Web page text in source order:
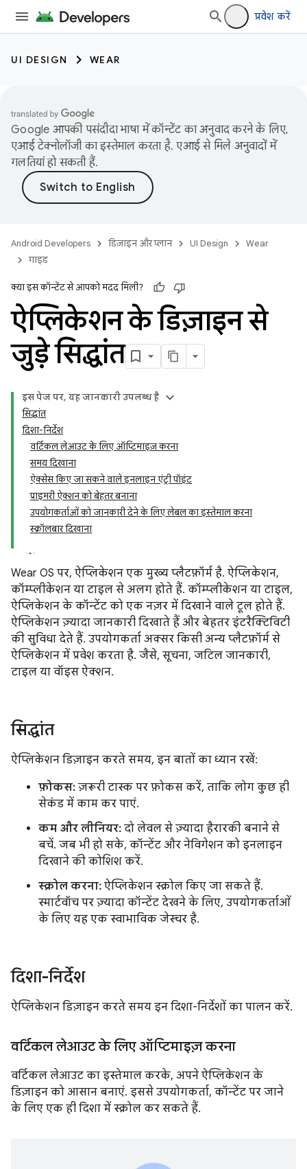
प्रवेश करें
UI DESIGN WEAR
Google आपकी पसंदीदा भाषा में कॉन्टेंट का अनुवाद करने के लिए,
एआई टेक्नोलॉजी का इस्तेमाल करता है. एआई से मिले अनुवादों में
गलतियां हो सकती हैं.
Android Developers डिज़ाइन और प्लान UI Design
Wear
गाइड
क्या इस कॉन्टेंट से आपको मदद मिली?
ऐप्लिकेशन के डिज़ाइन से
जुड़े सिद्धांत
इस पेज पर, यह जानकारी उपलब्ध है
सिद्धांत
दिशा-निर्देश
वर्टिकल लेआउट के लिए ऑप्टिमाइज़ करना
समय दिखाना
ऐक्सेस किए जा सकने वाले इनलाइन एंट्री पॉइंट
प्राइमरी ऐक्शन को बेहतर बनाना
उपयोगकर्ताओं को जानकारी देने के लिए लेबल का इस्तेमाल करना
स्क्रॉलबार दिखाना
Wear OS पर, ऐप्लिकेशन एक मुख्य प्लैटफ़ॉर्म है. ऐप्लिकेशन,
कॉम्प्लीकेशन या टाइल से अलग होते हैं. कॉम्प्लीकेशन या टाइल,
ऐप्लिकेशन के कॉन्टेंट को एक नज़र में दिखाने वाले टूल होते हैं.
ऐप्लिकेशन ज़्यादा जानकारी दिखाते हैं और बेहतर इंटरैक्टिविटी
की सुविधा देते हैं. उपयोगकर्ता अक्सर किसी अन्य प्लैटफ़ॉर्म से
ऐप्लिकेशन में प्रवेश करता है. जैसे, सूचना, जटिल जानकारी,
टाइल या वॉइस ऐक्शन.
सिद्धांत
ऐप्लिकेशन डिज़ाइन करते समय, इन बातों का ध्यान रखें:
फ़ोकस: ज़रूरी टास्क पर फ़ोकस करें, ताकि लोग कुछ ही
सेकंड में काम कर पाएं.
कम और लीनियर: दो लेवल से ज़्यादा हैरारकी बनाने से
बचें. जब भी हो सके, कॉन्टेंट और नेविगेशन को इनलाइन
दिखाने की कोशिश करें.
स्क्रोल करना: ऐप्लिकेशन स्क्रोल किए जा सकते हैं.
स्मार्टवॉच पर ज़्यादा कॉन्टेंट देखने के लिए, उपयोगकर्ताओं
के लिए यह एक स्वाभाविक जेस्चर है.
दिशा-निर्देश
ऐप्लिकेशन डिज़ाइन करते समय इन दिशा-निर्देशों का पालन करें.
वर्टिकल लेआउट के लिए ऑप्टिमाइज़ करना
वर्टिकल लेआउट का इस्तेमाल करके, अपने ऐप्लिकेशन के
डिज़ाइन को आसान बनाएं. इससे उपयोगकर्ता, कॉन्टेंट पर जाने
के लिए एक ही दिशा में स्क्रोल कर सकते हैं.